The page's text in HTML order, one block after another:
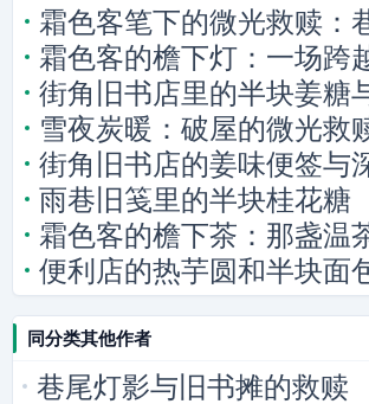
霜色客笔下的微光救赎：
霜色客的檐下灯：一场跨
街角旧书店里的半块姜糖
雪夜炭暖：破屋的微光救
街角旧书店的姜味便签与
雨巷旧笺里的半块桂花糖
霜色客的檐下茶：那盏温
便利店的热芋圆和半块面
同分类其他作者
巷尾灯影与旧书摊的救赎